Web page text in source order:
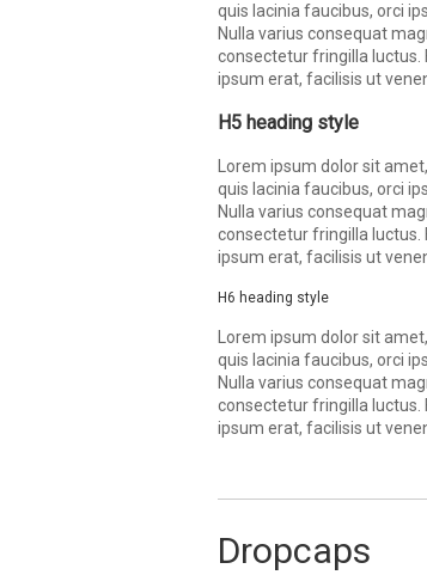
quis lacinia faucibus, orci
Nulla varius consequat
consectetur fringilla luctus.
ipsum erat, facilisis ut
H5 heading style
Lorem ipsum dolor sit
quis lacinia faucibus, orci
Nulla varius consequat
consectetur fringilla luctus.
ipsum erat, facilisis ut
H6 heading style
Lorem ipsum dolor sit
quis lacinia faucibus, orci
Nulla varius consequat
consectetur fringilla luctus.
ipsum erat, facilisis ut
Dropcaps